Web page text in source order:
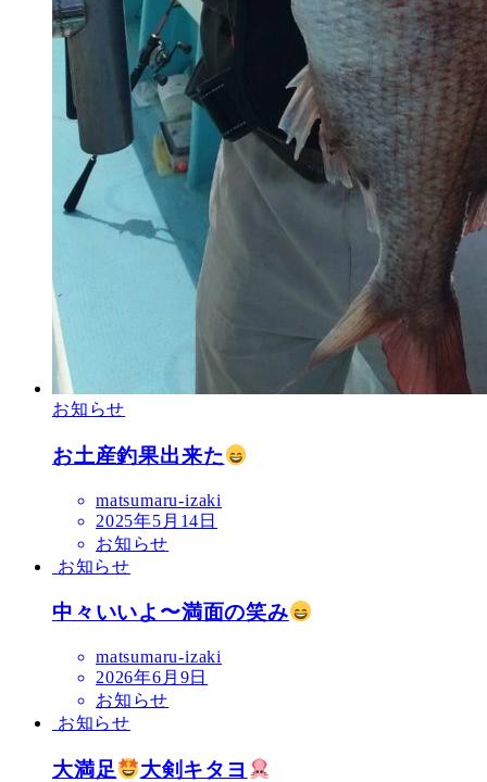
お知らせ
お土産釣果出来た
matsumaru-izaki
2025年5月14日
お知らせ
お知らせ
中々いいよ〜満面の笑み
matsumaru-izaki
2026年6月9日
お知らせ
お知らせ
大満足 大剣キタヨ